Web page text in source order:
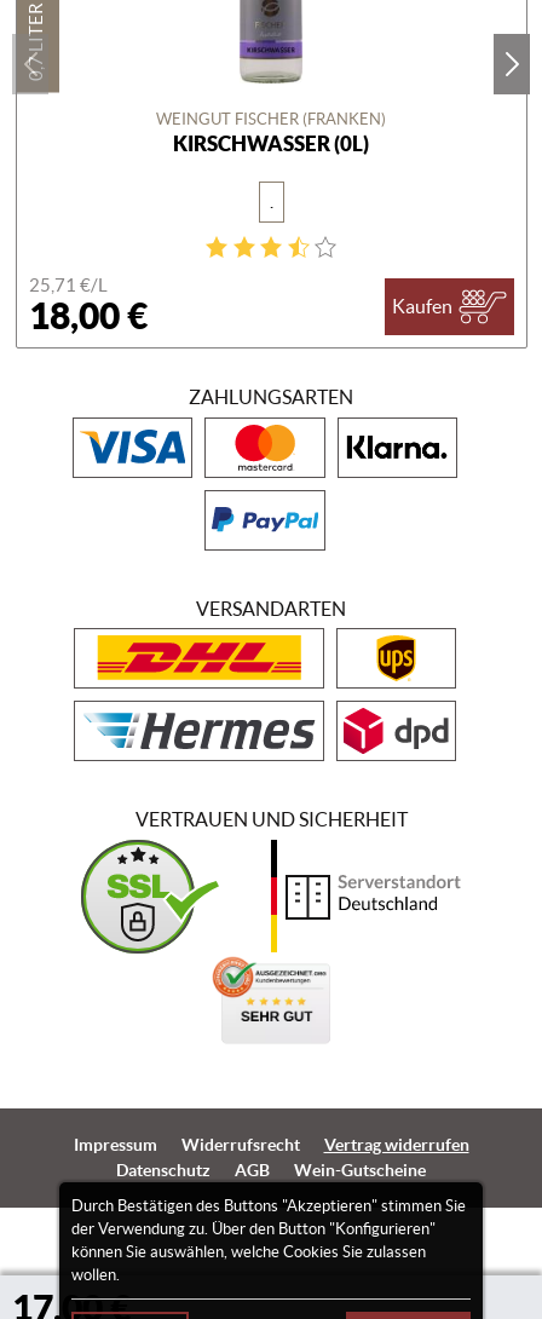
17,00 €
0,7 LITER
WEINGUT FISCHER (FRANKEN)
KIRSCHWASSER (0L)
25,71 €/L
18,00 € Kaufen
Durch Bestätigen des Buttons "Akzeptieren" stimmen Sie
der Verwendung zu. Über den Button "Konfigurieren"
können Sie auswählen, welche Cookies Sie zulassen
wollen.
ZAHLUNGSARTEN
VERSANDARTEN
VERTRAUEN UND SICHERHEIT
Impressum Widerrufsrecht
Vertrag widerrufen
Datenschutz
AGB Wein-Gutscheine